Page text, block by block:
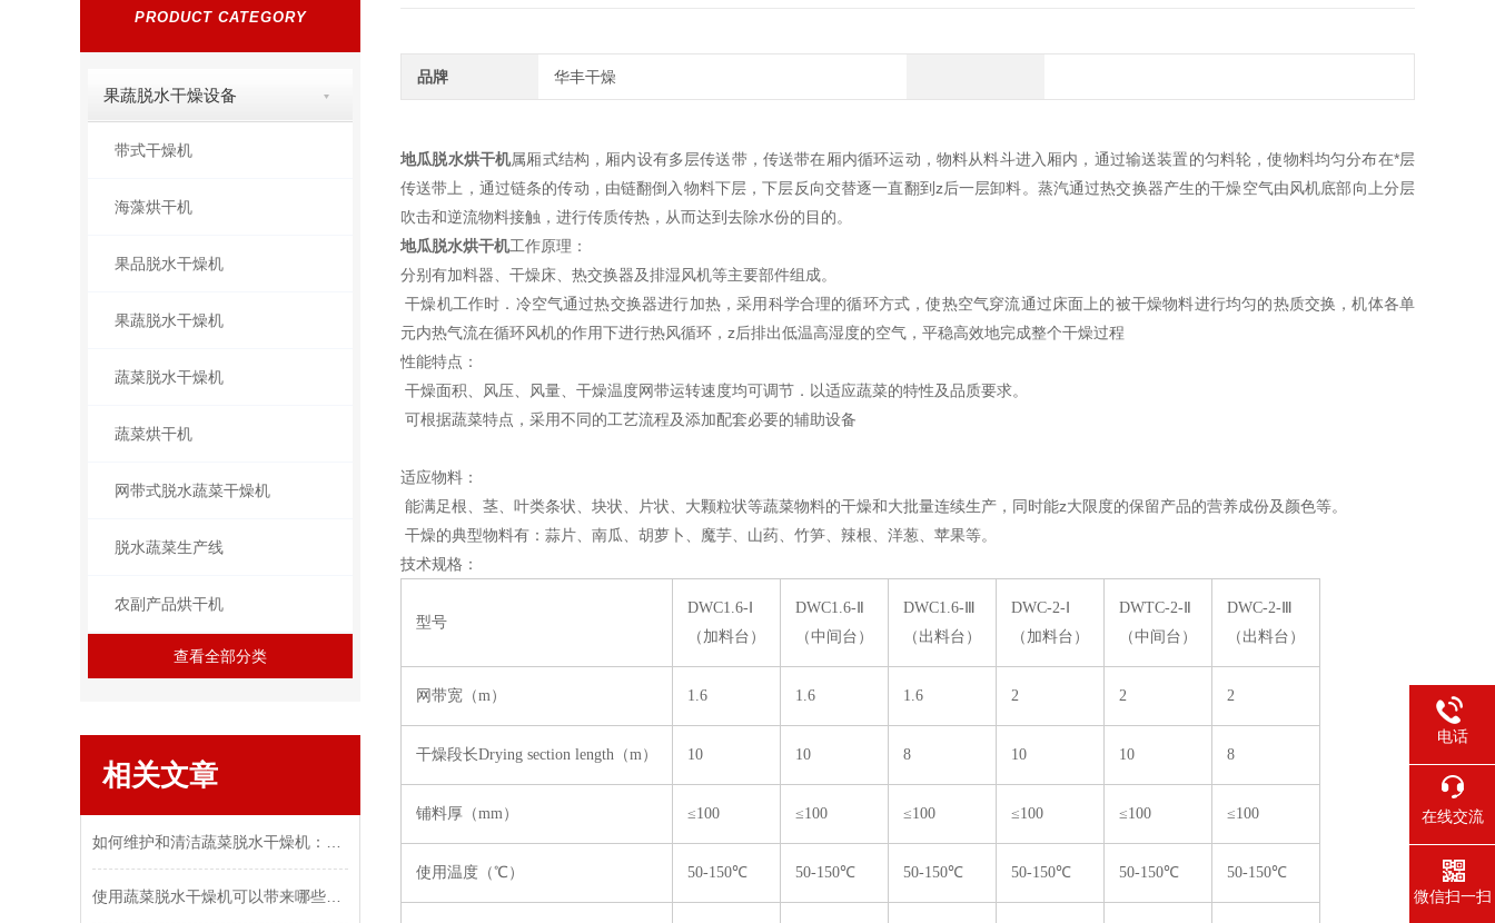
PRODUCT CATEGORY
果蔬脱水干燥设备
带式干燥机
海藻烘干机
果品脱水干燥机
果蔬脱水干燥机
蔬菜脱水干燥机
蔬菜烘干机
网带式脱水蔬菜干燥机
脱水蔬菜生产线
农副产品烘干机
查看全部分类
相关文章
品牌 华丰干燥
地瓜脱水烘干机属厢式结构，厢内设有多层传送带，传送带在厢内循环运动，物料从料斗进入厢内，通过输送装置的匀料轮，使物料均匀分布在*层
传送带上，通过链条的传动，由链翻倒入物料下层，下层反向交替逐一直翻到z后一层卸料。蒸汽通过热交换器产生的干燥空气由风机底部向上分层
吹击和逆流物料接触，进行传质传热，从而达到去除水份的目的。
地瓜脱水烘干机工作原理：
分别有加料器、干燥床、热交换器及排湿风机等主要部件组成。
干燥机工作时．冷空气通过热交换器进行加热，采用科学合理的循环方式，使热空气穿流通过床面上的被干燥物料进行均匀的热质交换，机体各单
元内热气流在循环风机的作用下进行热风循环，z后排出低温高湿度的空气，平稳高效地完成整个干燥过程
性能特点：
干燥面积、风压、风量、干燥温度网带运转速度均可调节．以适应蔬菜的特性及品质要求。
可根据蔬菜特点，采用不同的工艺流程及添加配套必要的辅助设备
适应物料：
能满足根、茎、叶类条状、块状、片状、大颗粒状等蔬菜物料的干燥和大批量连续生产，同时能z大限度的保留产品的营养成份及颜色等。
干燥的典型物料有：蒜片、南瓜、胡萝卜、魔芋、山药、竹笋、辣根、洋葱、苹果等。
技术规格：
型号
DWC1.6-Ⅰ
（加料台）
DWC1.6-Ⅱ
（中间台）
DWC1.6-Ⅲ
（出料台）
DWC-2-Ⅰ
（加料台）
DWTC-2-Ⅱ
（中间台）
DWC-2-Ⅲ
（出料台）
网带宽（m） 1.6 1.6 1.6 2 2 2
干燥段长Drying section length（m） 10 10 8 10 10 8
铺料厚（mm） ≤100 ≤100 ≤100 ≤100 ≤100 ≤100
使用温度（℃） 50-150℃ 50-150℃ 50-150℃ 50-150℃ 50-150℃ 50-150℃
电话
在线交流
微信扫一扫